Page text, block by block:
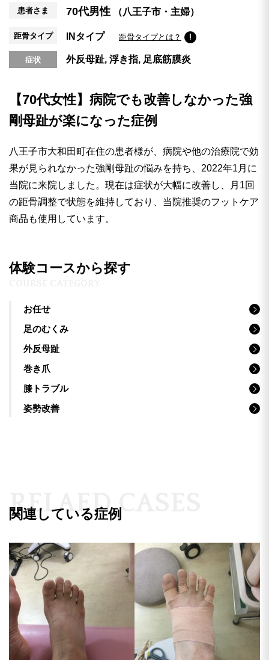
患者さま 70代男性 （八王子市・主婦）
距骨タイプ INタイプ 距骨タイプとは？
症状 外反母趾 浮き指 足底筋膜炎
【70代女性】病院でも改善しなかった強
剛母趾が楽になった症例
八王子市大和田町在住の患者様が、病院や他の治療院で効
果が見られなかった強剛母趾の悩みを持ち、2022年1月に
当院に来院しました。現在は症状が大幅に改善し、月1回
の距骨調整で状態を維持しており、当院推奨のフットケア
商品も使用しています。
体験コースから探す
お任せ
足のむくみ
外反母趾
巻き爪
膝トラブル
姿勢改善
関連している症例
RE LAED C